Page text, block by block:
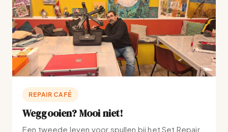
REPAIR CAFÉ
Weggooien? Mooi niet!
Een tweede leven voor spullen bij het Set Repair